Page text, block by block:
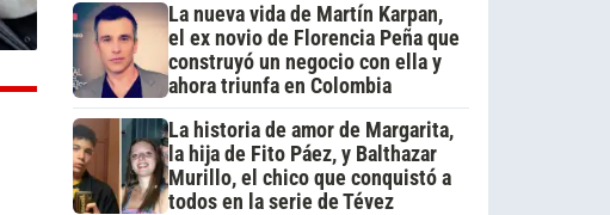
La nueva vida de Martín Karpan,
el ex novio de Florencia Peña que
construyó un negocio con ella y
ahora triunfa en Colombia
La historia de amor de Margarita,
la hija de Fito Páez, y Balthazar
Murillo, el chico que conquistó a
todos en la serie de Tévez